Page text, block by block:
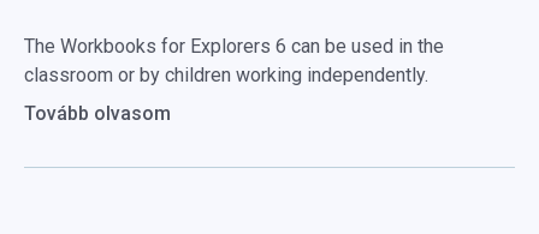
The Workbooks for Explorers 6 can be used in the
classroom or by children working independently.
Tovább olvasom